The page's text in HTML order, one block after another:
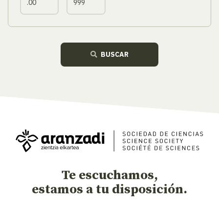
BUSCAR
Te escuchamos,
estamos a tu disposición.